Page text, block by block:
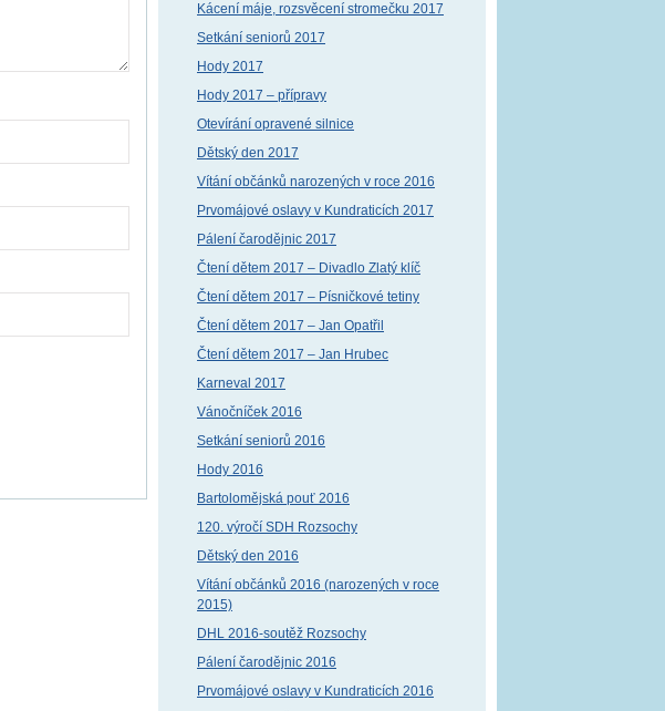
Kácení máje, rozsvěcení stromečku 2017
Setkání seniorů 2017
Hody 2017
Hody 2017 – přípravy
Otevírání opravené silnice
Dětský den 2017
Vítání občánků narozených v roce 2016
Prvomájové oslavy v Kundraticích 2017
Pálení čarodějnic 2017
Čtení dětem 2017 – Divadlo Zlatý klíč
Čtení dětem 2017 – Písničkové tetiny
Čtení dětem 2017 – Jan Opatřil
Čtení dětem 2017 – Jan Hrubec
Karneval 2017
Vánočníček 2016
Setkání seniorů 2016
Hody 2016
Bartolomějská pouť 2016
120. výročí SDH Rozsochy
Dětský den 2016
Vítání občánků 2016 (narozených v roce
2015)
DHL 2016-soutěž Rozsochy
Pálení čarodějnic 2016
Prvomájové oslavy v Kundraticích 2016